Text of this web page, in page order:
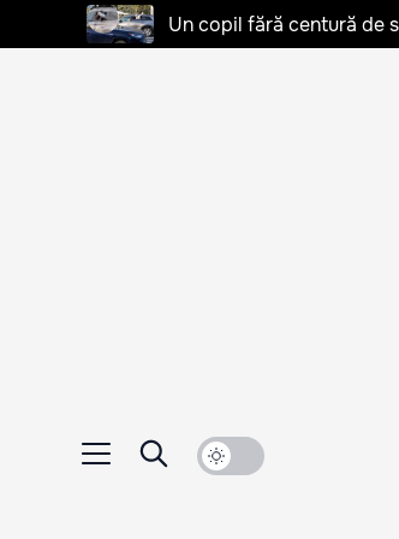
Un copil fără centură de